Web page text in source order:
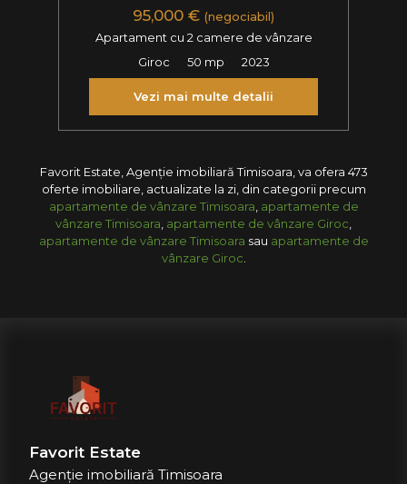
95,000 € (negociabil)
Apartament cu 2 camere de vânzare
Giroc
50 mp 2023
Vezi mai multe detalii
Favorit Estate, Agenție imobiliară Timisoara, va ofera 473
oferte imobiliare, actualizate la zi, din categorii precum
apartamente de vânzare Timisoara apartamente de
vânzare Timisoara apartamente de vânzare Giroc
apartamente de vânzare Timisoara sau apartamente de
vânzare Giroc
Favorit Estate
Agenție imobiliară Timisoara